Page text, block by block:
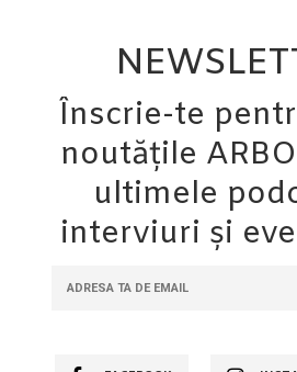
Înscrie-te
noutățile
ultimele
interviuri și